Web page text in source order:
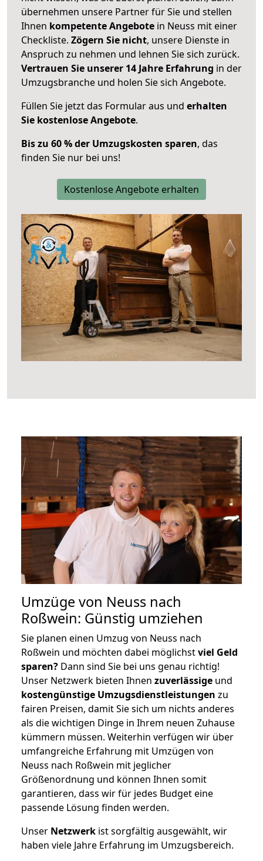
übernehmen unsere Partner für Sie und stellen
Ihnen kompetente Angebote in Neuss mit einer
Checkliste. Zögern Sie nicht, unsere Dienste in
Anspruch zu nehmen und lehnen Sie sich zurück.
Vertrauen Sie unserer 14 Jahre Erfahrung in der
Umzugsbranche und holen Sie sich Angebote.
Füllen Sie jetzt das Formular aus und erhalten
Sie kostenlose Angebote.
Bis zu 60 % der Umzugskosten sparen, das
finden Sie nur bei uns!
Kostenlose Angebote erhalten
Umzüge von Neuss nach
Roßwein: Günstig umziehen
Sie planen einen Umzug von Neuss nach
Roßwein und möchten dabei möglichstviel Geld
sparen? Dann sind Sie bei uns genau richtig!
Unser Netzwerk bieten Ihnen zuverlässige und
kostengünstige Umzugsdienstleistungen zu
fairen Preisen, damit Sie sich um nichts anderes
als die wichtigen Dinge in Ihrem neuen Zuhause
kümmern müssen. Weiterhin verfügen wir über
umfangreiche Erfahrung mit Umzügen von
Neuss nach Roßwein mit jeglicher
Größenordnung und können Ihnen somit
garantieren, dass wir für jedes Budget eine
passende Lösung finden werden.
Unser Netzwerk ist sorgfältig ausgewählt, wir
haben viele Jahre Erfahrung im Umzugsbereich.